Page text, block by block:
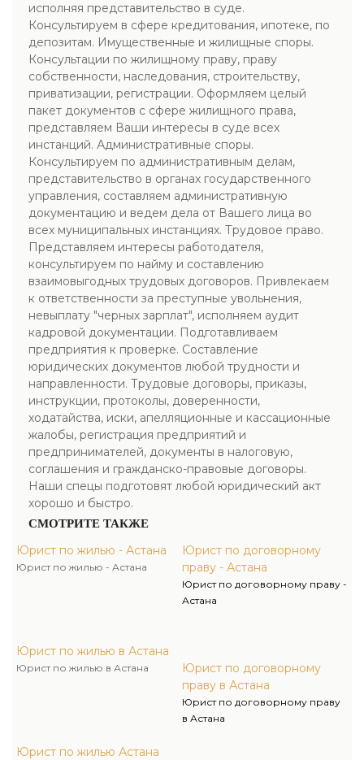
исполняя представительство в суде.
Консультируем в сфере кредитования, ипотеке, по
депозитам. Имущественные и жилищные споры.
Консультации по жилищному праву, праву
собственности, наследования, строительству,
приватизации, регистрации. Оформляем целый
пакет документов с сфере жилищного права,
представляем Ваши интересы в суде всех
инстанций. Административные споры.
Консультируем по административным делам,
представительство в органах государственного
управления, составляем административную
документацию и ведем дела от Вашего лица во
всех муниципальных инстанциях. Трудовое право.
Представляем интересы работодателя,
консультируем по найму и составлению
взаимовыгодных трудовых договоров. Привлекаем
к ответственности за преступные увольнения,
невыплату "черных зарплат", исполняем аудит
кадровой документации. Подготавливаем
предприятия к проверке. Составление
юридических документов любой трудности и
направленности. Трудовые договоры, приказы,
инструкции, протоколы, доверенности,
ходатайства, иски, апелляционные и кассационные
жалобы, регистрация предприятий и
предпринимателей, документы в налоговую,
соглашения и гражданско-правовые договоры.
Наши спецы подготовят любой юридический акт
хорошо и быстро.
СМОТРИТЕ ТАКЖЕ
Юрист по жилью - Астана
Юрист по жилью - Астана
Юрист по жилью в Астана
Юрист по жилью в Астана
Юрист по жилью Астана
Юрист по договорному
праву - Астана
Юрист по договорному праву -
Астана
Юрист по договорному
праву в Астана
Юрист по договорному праву
в Астана